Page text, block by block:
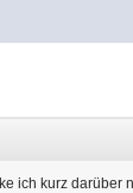
ich kurz